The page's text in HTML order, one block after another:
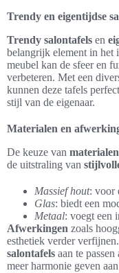
Trendy en eigentijdse
Trendy salontafels en
belangrijk element in het
meubel kan de sfeer en
verbeteren. Met een
kunnen deze tafels
stijl van de eigenaar.
Materialen en
De keuze van materialen
de uitstraling van
Massief hout: voor
Glas: biedt een
Metaal: voegt een
Afwerkingen zoals
esthetiek verder
salontafels aan te
meer harmonie geven